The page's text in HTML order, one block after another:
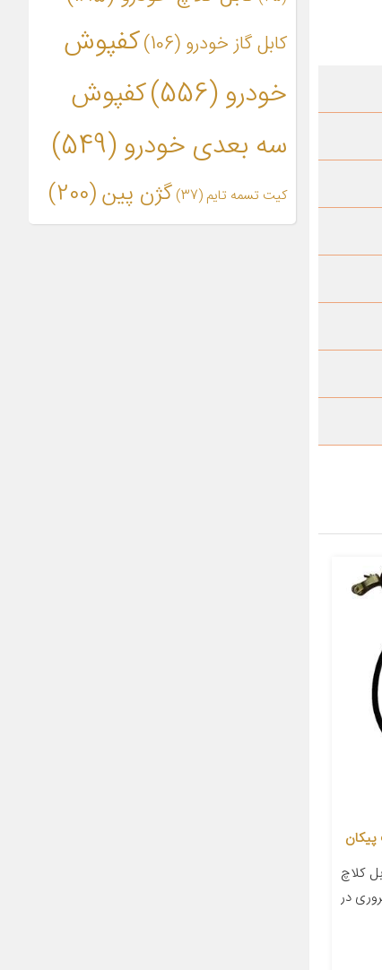
کلاچ
در
کابل گاز خودرو (106)
کفپوش
خودرو(556)
کفپوش
سه بعدی خودرو(549)
کیت تسمه تایم (37) گژن پین(200)